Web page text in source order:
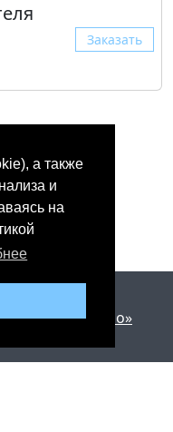
а также
и
на
Заказать
студия «Милано»